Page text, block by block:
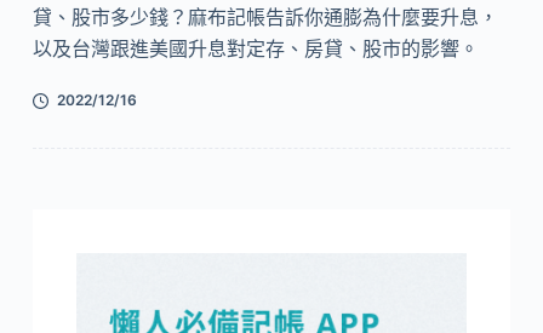
貸、股市多少錢？麻布記帳告訴你通膨為什麼要升息，
以及台灣跟進美國升息對定存、房貸、股市的影響。
2022/12/16